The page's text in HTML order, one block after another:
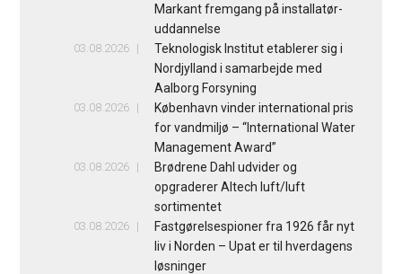
Markant fremgang på installatør-
uddannelse
03.08.2026
Teknologisk Institut etablerer sig i
Nordjylland i samarbejde med
Aalborg Forsyning
03.08.2026
København vinder international pris
for vandmiljø – “International Water
Management Award”
03.08.2026
Brødrene Dahl udvider og
opgraderer Altech luft/luft
sortimentet
03.08.2026
Fastgørelsespioner fra 1926 får nyt
liv i Norden – Upat er til hverdagens
løsninger